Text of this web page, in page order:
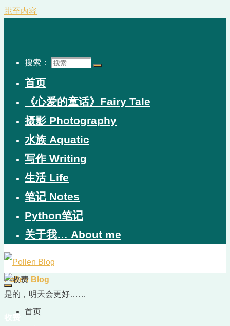
跳至内容
搜索：
首页
《心爱的童话》Fairy Tale
摄影 Photography
水族 Aquatic
写作 Writing
生活 Life
笔记 Notes
Python笔记
关于我… About me
Pollen Blog
是的，明天会更好……
首页